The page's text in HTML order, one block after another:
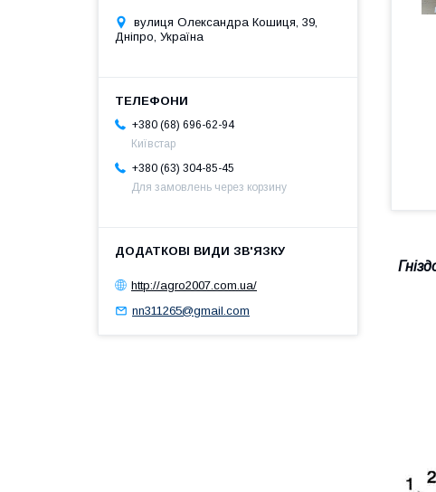
вулиця Олександра Кошиця, 39,
Дніпро, Україна
+380 (68) 696-62-94
Київстар
+380 (63) 304-85-45
Для замовлень через корзину
http://agro2007.com.ua/
nn311265@gmail.com